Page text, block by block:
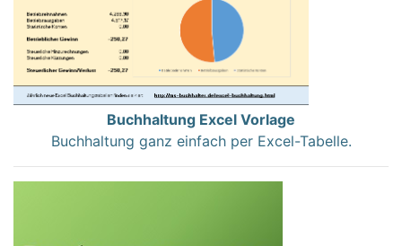
Buchhaltung Excel Vorlage
Buchhaltung ganz einfach per Excel-Tabelle.